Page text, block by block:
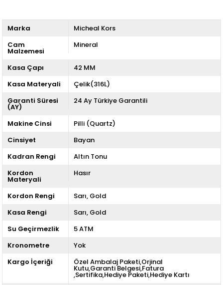
Marka
Micheal Kors
Cam
Malzemesi
Mineral
Kasa Çapı
42 MM
Kasa Materyali
Çelik(316L)
Garanti Süresi
(AY)
24 Ay Türkiye Garantili
Makine Cinsi
Pilli (Quartz)
Cinsiyet
Bayan
Kadran Rengi
Altın Tonu
Kordon
Materyali
Hasır
Kordon Rengi Sarı Gold
Kasa Rengi
Sarı Gold
Su Geçirmezlik
5 ATM
Kronometre
Yok
Kargo İçeriği
Özel Ambalaj Paketi,Orjinal
Kutu,Garanti Belgesi,Fatura
,Sertifika,Hediye Paketi,Hediye Kartı